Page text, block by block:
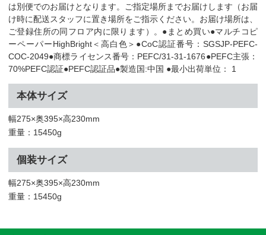
は別便でのお届けとなります。ご指定場所までお届けします（お届
け時に配送スタッフに置き場所をご指示ください。お届け場所は、
ご登録住所の同フロア内に限ります）。●まとめ買い●マルチコピ
ーペーパーHighBright＜高白色＞●CoC認証番号：SGSJP-PEFC-
COC-2049●商標ライセンス番号：PEFC/31-31-1676●PEFC主張：
70%PEFC認証●PEFC認証品●製造国:中国 ●最小出荷単位： 1
本体サイズ
幅275×奥395×高230mm
重量：15450g
個装サイズ
幅275×奥395×高230mm
重量：15450g